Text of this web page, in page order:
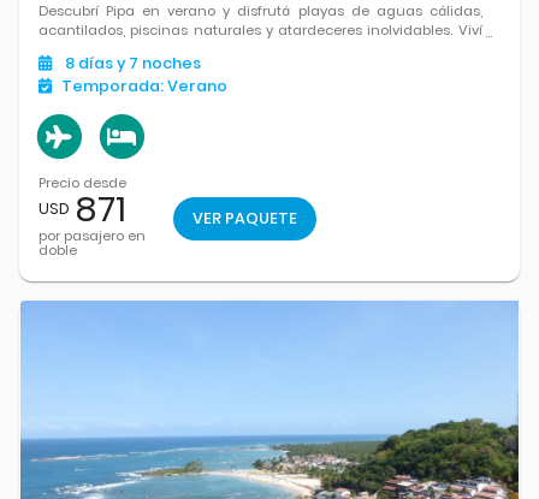
Descubrí Pipa en verano y disfrutá playas de aguas cálidas,
acantilados, piscinas naturales y atardeceres inolvidables. Viví
un destino ideal para relajarte junto al mar.
8 díasy 7 noches
Temporada:Verano
Precio desde
USD 871
por pasajero en
doble
VER PAQUETE